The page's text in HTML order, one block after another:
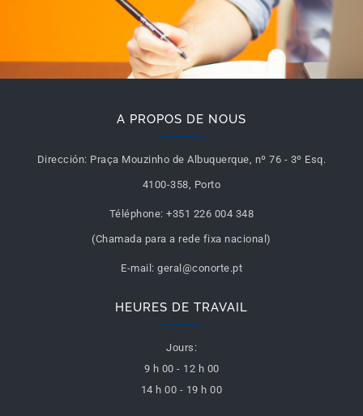
A PROPOS DE NOUS
Dirección: Praça Mouzinho de Albuquerque, nº 76 - 3º Esq.
4100-358, Porto
Téléphone: +351 226 004 348
(Chamada para a rede fixa nacional)
E-mail: geral@conorte.pt
HEURES DE TRAVAIL
Jours:
9 h 00 - 12 h 00
14 h 00 - 19 h 00